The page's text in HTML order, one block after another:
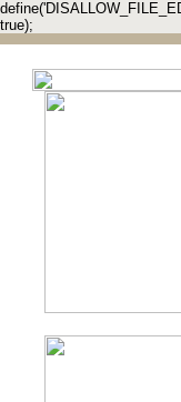
true);